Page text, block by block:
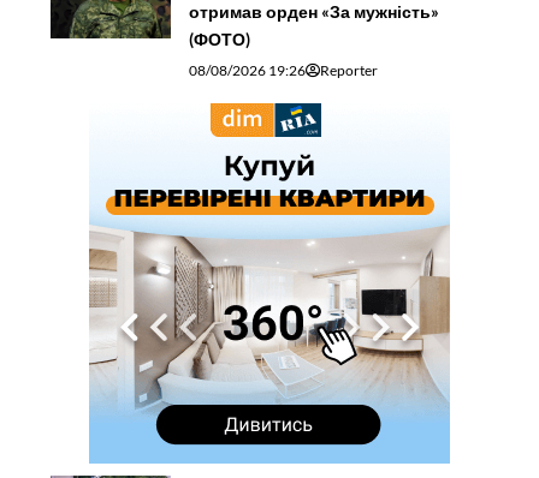
отримав орден «За мужність»
(ФОТО)
08/08/2026 19:26 Reporter